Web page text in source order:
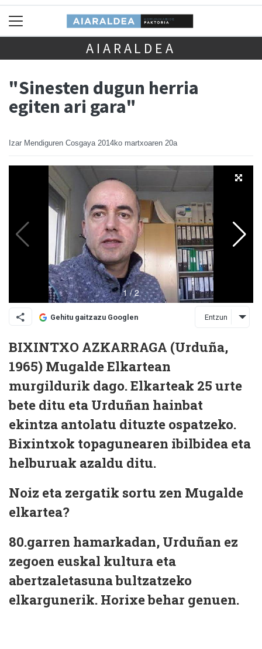
AIARALDEA
"Sinesten dugun herria
egiten ari gara"
Izar Mendiguren Cosgaya 2014ko martxoaren 20a
Gehitu gaitzazu Googlen Entzun
BIXINTXO AZKARRAGA (Urduña,
1965) Mugalde Elkartean
murgildurik dago. Elkarteak 25 urte
bete ditu eta Urduñan hainbat
ekintza antolatu dituzte ospatzeko.
Bixintxok topagunearen ibilbidea eta
helburuak azaldu ditu.
Noiz eta zergatik sortu zen Mugalde
elkartea?
80.garren hamarkadan, Urduñan ez
zegoen euskal kultura eta
abertzaletasuna bultzatzeko
elkargunerik. Horixe behar genuen.